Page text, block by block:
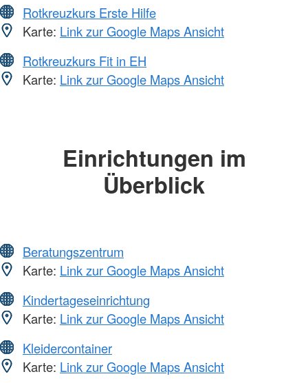
Rotkreuzkurs Erste Hilfe
Karte: Link zur Google Maps Ansicht
Rotkreuzkurs Fit in EH
Karte: Link zur Google Maps Ansicht
Einrichtungen im
Überblick
Beratungszentrum
Karte: Link zur Google Maps Ansicht
Kindertageseinrichtung
Karte: Link zur Google Maps Ansicht
Kleidercontainer
Karte: Link zur Google Maps Ansicht